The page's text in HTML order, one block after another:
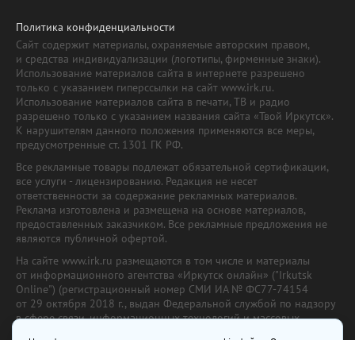
Политика конфиденциальности
Сайт содержит материалы, охраняемые авторским правом,
и средства индивидуализации (логотипы, фирменные знаки).
Использование материалов сайта в интернете разрешено
только с указанием гиперссылки на сайт www.irk.ru.
Использование материалов сайта в печати, ТВ и радио
разрешено только с указанием названия сайта «Твой Иркутск».
К нарушителям данного положения применяются все меры,
предусмотренные ст. 1301 ГК РФ.
Все рекламные товары подлежат обязательной сертификации,
все услуги - лицензированию. Редакция не несет
ответственности за содержание рекламных материалов.
Реклама изготовлена и размещена на основе материалов,
предоставленных заказчиком. Все рекламные предложения не
являются публичной офертой.
На сайте www.irk.ru размещаются в том числе и материалы
от информационного агентства «Иркутск онлайн» ("Irkutsk
Online") (регистрационный номер СМИ ИА № ФС77-74154
от 29 октября 2018 г., выдан Федеральной службой по надзору
в сфере связи, информационных технологий и массовых